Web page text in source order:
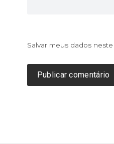
Salvar meus dados